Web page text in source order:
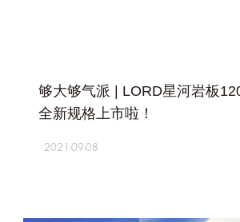
够大够气派 | LORD星河岩板
全新规格上市啦！
2021-09-08